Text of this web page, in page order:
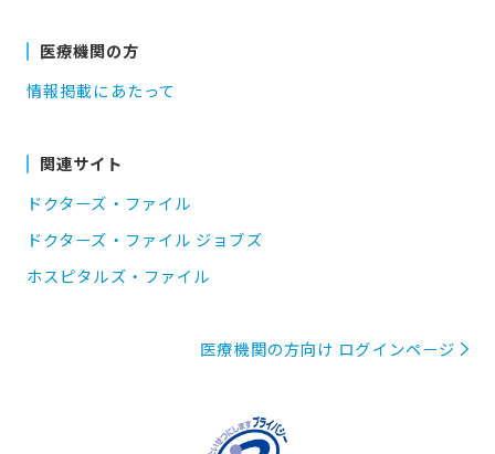
医療機関の方
情報掲載にあたって
関連サイト
ドクターズ・ファイル
ドクターズ・ファイル ジョブズ
ホスピタルズ・ファイル
医療機関の方向け ログインページ